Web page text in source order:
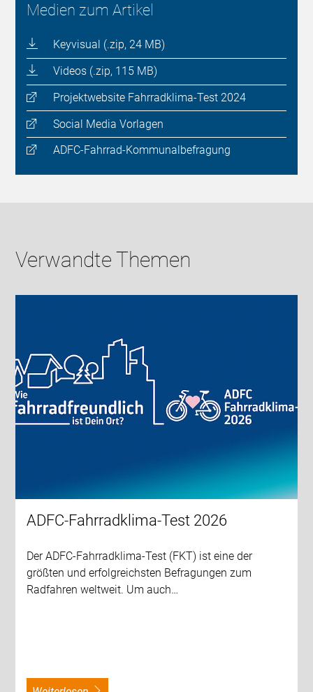
Medien zum Artikel
Keyvisual (.zip, 24 MB)
Videos (.zip, 115 MB)
Projektwebsite Fahrradklima-Test 2024
Social Media Vorlagen
ADFC-Fahrrad-Kommunalbefragung
Verwandte Themen
ADFC-Fahrradklima-Test 2026
Der ADFC-Fahrradklima-Test (FKT) ist eine der
größten und erfolgreichsten Befragungen zum
Radfahren weltweit. Um auch…